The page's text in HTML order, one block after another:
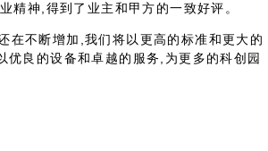
精神,得到了业主和甲方的一致好评。
在不断增加,我们将以更高的标准和更大的
良的设备和卓越的服务,为更多的科创园